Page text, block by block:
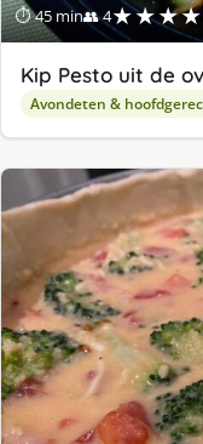
⏱ 45 min👥 4
Kip Pesto uit de
Avondeten &